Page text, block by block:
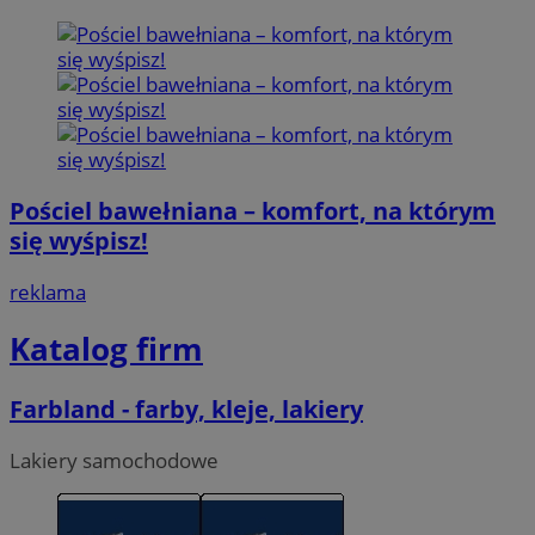
Pościel bawełniana – komfort, na którym
się wyśpisz!
reklama
Katalog firm
Farbland - farby, kleje, lakiery
Lakiery samochodowe